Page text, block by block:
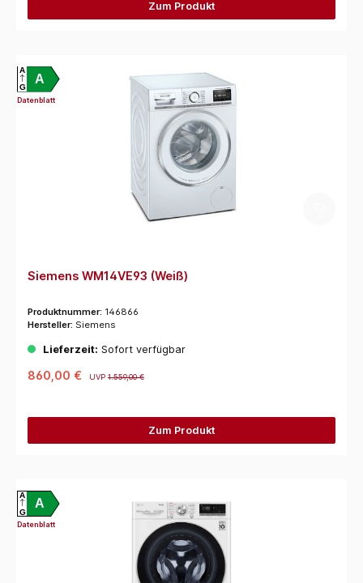
Zum Produkt
A
A
G
Datenblatt
Siemens WM14VE93 (Weiß)
Produktnummer: 146866
Hersteller: Siemens
Lieferzeit: Sofort verfügbar
860,00 € UVP1.559,00 €
Zum Produkt
A
A
G
Datenblatt